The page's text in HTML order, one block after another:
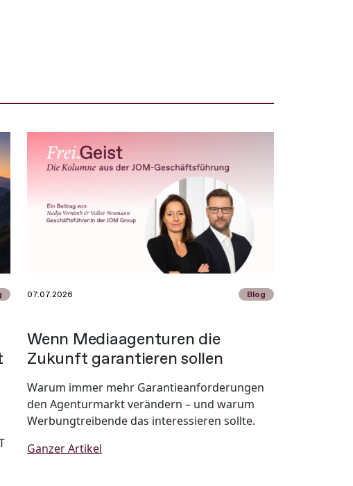
07.07.2026 Blog
Wenn Mediaagenturen die
Zukunft garantieren sollen
Warum immer mehr Garantieanforderungen
den Agenturmarkt verändern – und warum
Werbungtreibende das interessieren sollte.
Ganzer Artikel